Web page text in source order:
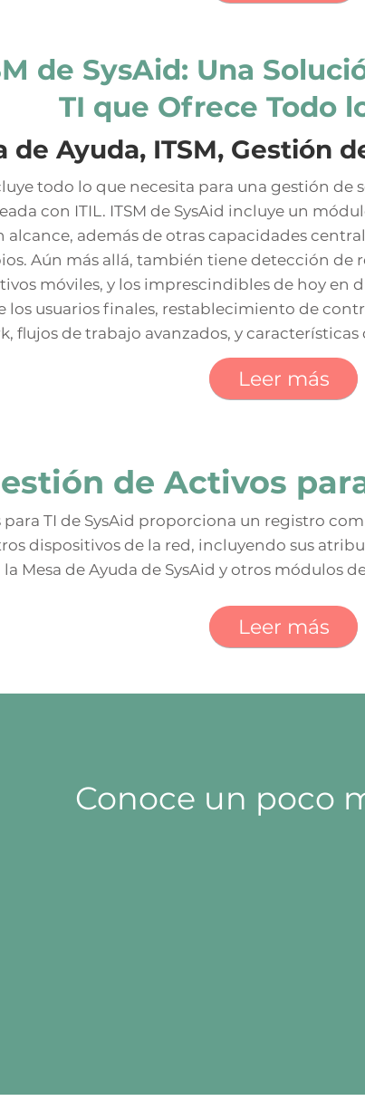
de SysAid: Una
TI que Ofrece Todo
de Ayuda, ITSM, Gestión
todo lo que necesita para una gestión de
con ITIL. ITSM de SysAid incluye un
alcance, además de otras capacidades
Aún más allá, también tiene detección de
móviles, y los imprescindibles de hoy en
los usuarios finales, restablecimiento de
flujos de trabajo avanzados, y
Leer más
de Activos
para TI de SysAid proporciona un registro
dispositivos de la red, incluyendo sus
Mesa de Ayuda de SysAid y otros módulos
Leer más
Conoce un poco